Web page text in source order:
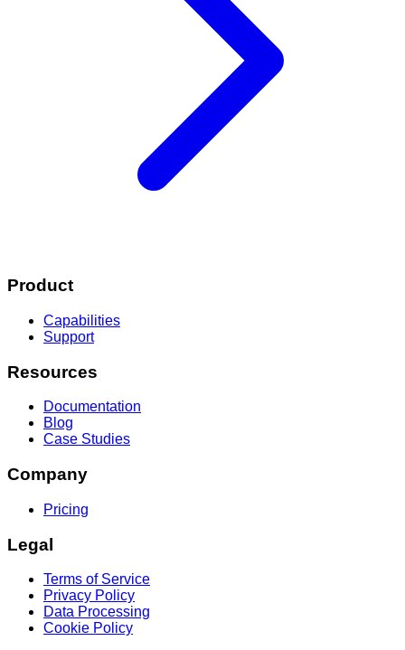
Product
Capabilities
Support
Resources
Documentation
Blog
Case Studies
Company
Pricing
Legal
Terms of Service
Privacy Policy
Data Processing
Cookie Policy